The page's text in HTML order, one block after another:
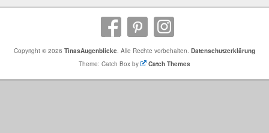
Copyright © 2026 TinasAugenblicke. Alle Rechte vorbehalten. Datenschutzerklärung
Theme: Catch Box by
Catch Themes